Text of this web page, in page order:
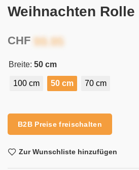
Weihnachten Rolle
CHF
Breite: 50 cm
100 cm 50 cm 70 cm
B2B Preise freischalten
Zur Wunschliste hinzufügen